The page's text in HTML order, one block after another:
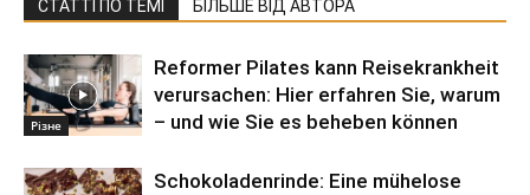
СТАТТІ ПО ТЕМІ БІЛЬШЕ ВІД АВТОРА
Різне
Reformer Pilates kann Reisekrankheit
verursachen: Hier erfahren Sie, warum
– und wie Sie es beheben können
Schokoladenrinde: Eine mühelose